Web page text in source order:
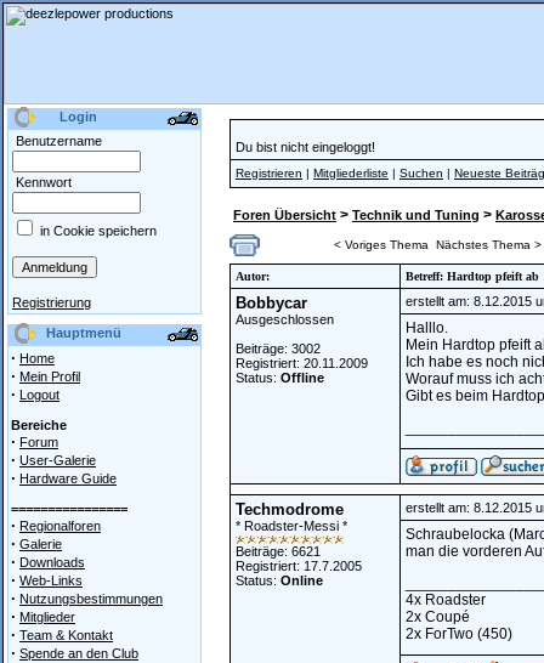
Login
Benutzername
Kennwort
in Cookie speichern
Registrierung
Hauptmenü
· Home
· Mein Profil
· Logout
Bereiche
· Forum
· User-Galerie
· Hardware Guide
================
· Regionalforen
· Galerie
· Downloads
· Web-Links
· Nutzungsbestimmungen
· Mitglieder
· Team & Kontakt
· Spende an den Club
Du bist nicht eingeloggt!
Registrieren | Mitgliederliste | Suchen | Neueste
Foren Übersicht > Technik und Tuning >
< Voriges Thema Nächstes Thema >
Autor: Betreff: Hardtop pfeift ab
Bobbycar
Ausgeschlossen
Beiträge: 3002
Registriert: 20.11.2009
Status: Offline
erstellt am: 8.12.2015
Halllo.
Mein Hardtop pfeift
Ich habe es noch
Worauf muss ich
Gibt es beim
Techmodrome
* Roadster-Messi *
Beiträge: 6621
Registriert: 17.7.2005
Status: Online
erstellt am: 8.12.2015
Schraubelocka
man die vorderen
4x Roadster
2x Coupé
2x ForTwo (450)